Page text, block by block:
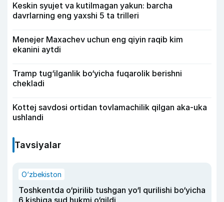
Keskin syujet va kutilmagan yakun: barcha
davrlarning eng yaxshi 5 ta trilleri
Menejer Maxachev uchun eng qiyin raqib kim
ekanini aytdi
Tramp tug‘ilganlik bo‘yicha fuqarolik berishni
chekladi
Kottej savdosi ortidan tovlamachilik qilgan aka-uka
ushlandi
Tavsiyalar
O‘zbekiston
Toshkentda o‘pirilib tushgan yo‘l qurilishi bo‘yicha